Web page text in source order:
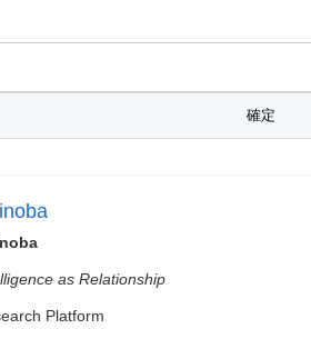
as Relationship
Platform